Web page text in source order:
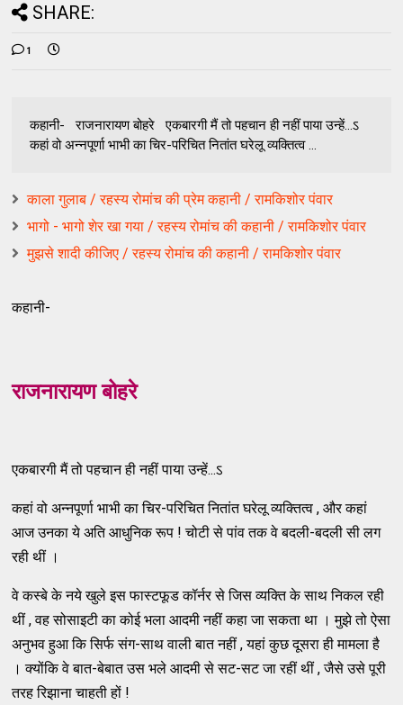
SHARE:
1
कहानी- राजनारायण बोहरे एकबारगी मैं तो पहचान ही नहीं पाया उन्हें...ऽ
कहां वो अन्नपूर्णा भाभी का चिर-परिचित नितांत घरेलू व्यक्तित्व ...
काला गुलाब / रहस्य रोमांच की प्रेम कहानी / रामकिशोर पंवार
भागो - भागो शेर खा गया / रहस्य रोमांच की कहानी / रामकिशोर पंवार
मुझसे शादी कीजिए / रहस्य रोमांच की कहानी / रामकिशोर पंवार
कहानी-
राजनारायण बोहरे
एकबारगी मैं तो पहचान ही नहीं पाया उन्हें...ऽ
कहां वो अन्नपूर्णा भाभी का चिर-परिचित नितांत घरेलू व्यक्तित्व , और कहां
आज उनका ये अति आधुनिक रूप ! चोटी से पांव तक वे बदली-बदली सी लग
रही थीं ।
वे कस्बे के नये खुले इस फास्टफूड कॉर्नर से जिस व्यक्ति के साथ निकल रही
थीं , वह सोसाइटी का कोई भला आदमी नहीं कहा जा सकता था । मुझे तो ऐसा
अनुभव हुआ कि सिर्फ संग-साथ वाली बात नहीं , यहां कुछ दूसरा ही मामला है
। क्योंकि वे बात-बेबात उस भले आदमी से सट-सट जा रहीं थीं , जैसे उसे पूरी
तरह रिझाना चाहती हों !